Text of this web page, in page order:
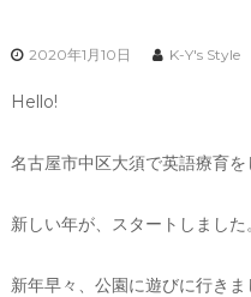
2020年1月10日 K-Y's Style
Hello!
名古屋市中区大須で英語療育を
新しい年が、スタートしました。
新年早々、公園に遊びに行き